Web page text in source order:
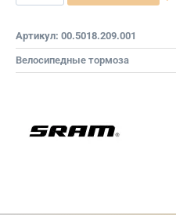
Артикул: 00.5018.209.001
Велосипедные тормоза